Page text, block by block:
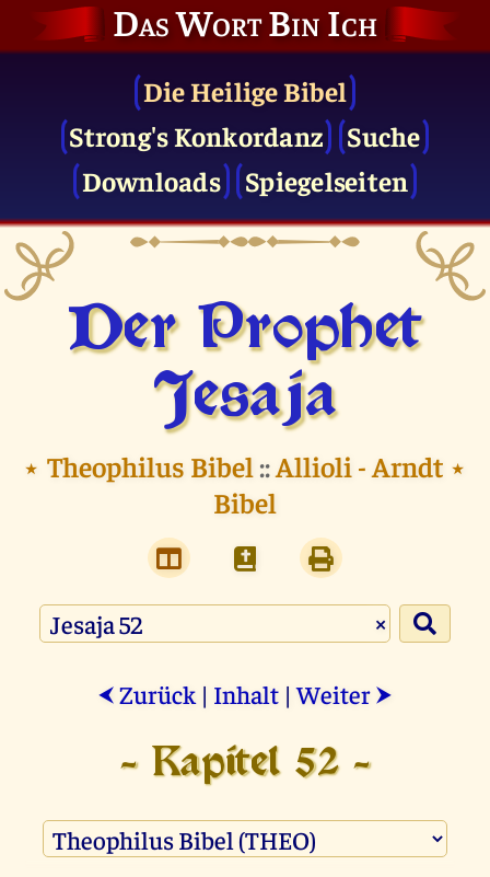
Das Wort Bin Ich
Die Heilige Bibel
Strong's Konkordanz
Suche
Downloads
Spiegelseiten
Der Prophet
Jesaja
⭑ Theophilus Bibel ::Allioli - Arndt
Bibel
⭑
×
⮜ Zurück | Inhalt |Weiter ⮞
- Kapitel 52 -